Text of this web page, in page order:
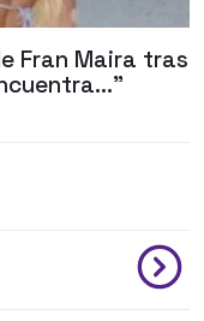
Fran Maira tras